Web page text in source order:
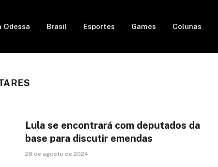
Odessa Brasil Esportes Games Colunas
Lula se encontrará com deputados da
base para discutir emendas
28 de agosto de 2024